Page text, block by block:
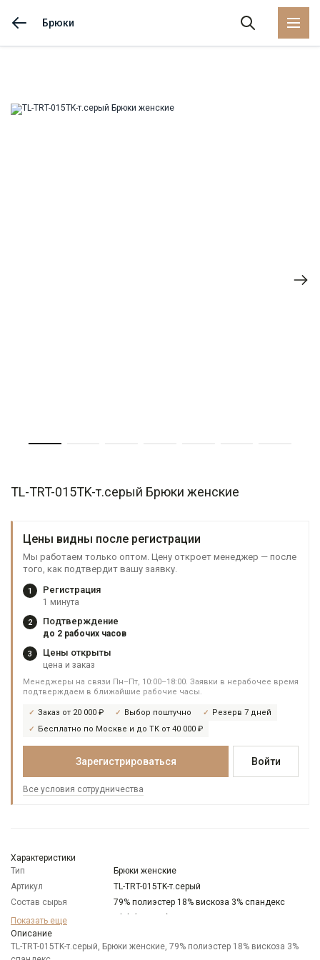
Брюки
TL-TRT-015TK-т.серый Брюки женские
Цены видны после регистрации
Мы работаем только оптом. Цену откроет менеджер — после
того, как подтвердит вашу заявку.
1 Регистрация
1 минута
2 Подтверждение
до 2 рабочих часов
3 Цены открыты
цена и заказ
Менеджеры на связи Пн–Пт, 10:00–18:00. Заявки в нерабочее время
подтверждаем в ближайшие рабочие часы.
Заказ от 20 000 ₽ Выбор поштучно
Резерв 7 дней
Бесплатно по Москве и до ТК от 40 000 ₽
Зарегистрироваться Войти
Все условия сотрудничества
Характеристики
Тип
Брюки женские
Артикул
TL-TRT-015TK-т.серый
Состав сырья
79% полиэстер 18% вискоза 3% спандекс
Бренд
Модель
Цвет
Серый
Показать еще
Описание
TL-TRT-015TK-т.серый, Брюки женские, 79% полиэстер 18% вискоза 3%